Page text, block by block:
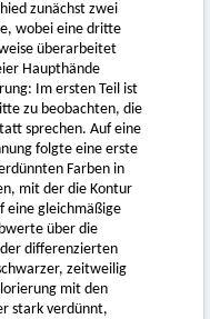
zunächst zwei
wobei eine dritte
überarbeitet
Haupthände
Im ersten Teil ist
zu beobachten, die
sprechen. Auf eine
folgte eine erste
Farben in
mit der die Kontur
eine gleichmäßige
über die
differenzierten
zeitweilig
mit den
stark verdünnt,